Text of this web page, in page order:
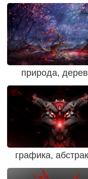
природа,
графика,